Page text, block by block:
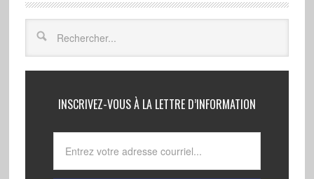
INSCRIVEZ-VOUS À LA LETTRE D’INFORMATION